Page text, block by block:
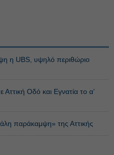
η UBS, υψηλό περιθώριο
Οδό και Εγνατία το α’
παράκαμψη» της Αττικής